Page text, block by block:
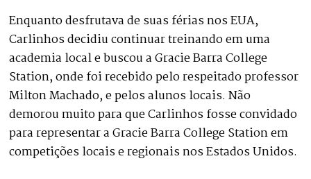
Enquanto desfrutava de suas férias nos EUA,
Carlinhos decidiu continuar treinando em uma
academia local e buscou a Gracie Barra College
Station, onde foi recebido pelo respeitado professor
Milton Machado, e pelos alunos locais. Não
demorou muito para que Carlinhos fosse convidado
para representar a Gracie Barra College Station em
competições locais e regionais nos Estados Unidos.